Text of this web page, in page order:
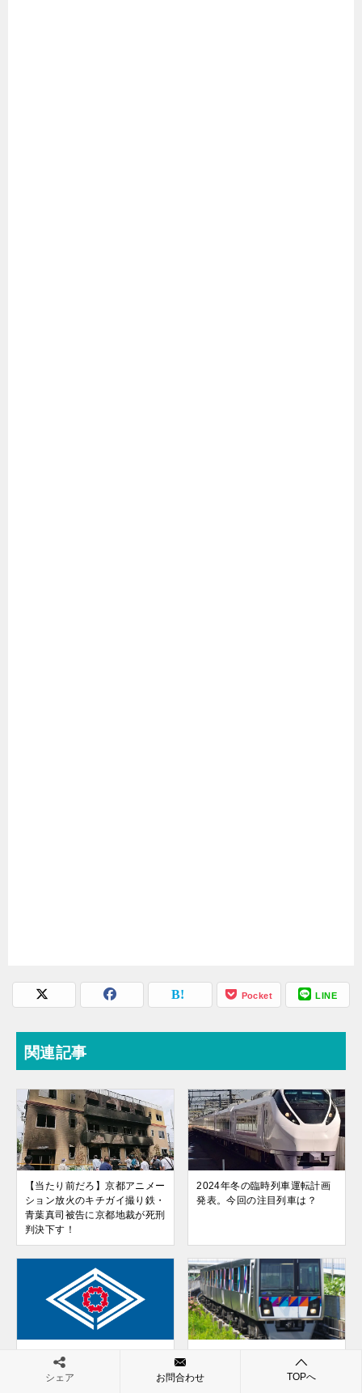
Pocket LINE
関連記事
【当たり前だろ】京都アニメー
ション放火のキチガイ撮り鉄・
青葉真司被告に京都地裁が死刑
判決下す！
2024年冬の臨時列車運転計画
発表。今回の注目列車は？
知的障害者のカップルに不妊処
置を求めた「あすなろ福祉会」
の行為は悪くないかもしれない
シェア お問合わせ TOPへ